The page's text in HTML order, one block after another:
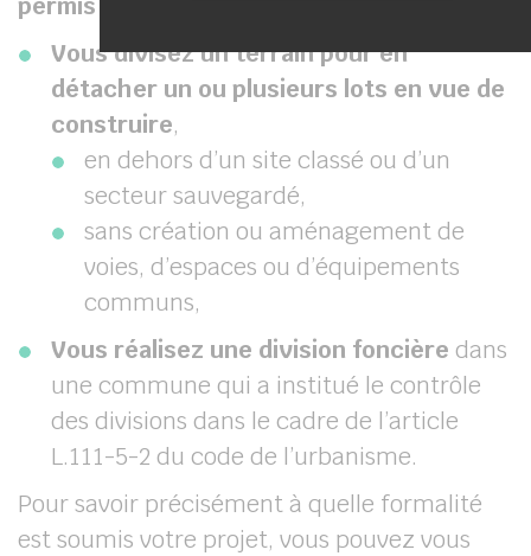
Vous divisez un terrain pour en
détacher un ou plusieurs lots en vue de
construire,
en dehors d’un site classé ou d’un
secteur sauvegardé,
sans création ou aménagement de
voies, d’espaces ou d’équipements
communs,
Vous réalisez une division foncière dans
une commune qui a institué le contrôle
des divisions dans le cadre de l’article
L.111-5-2 du code de l’urbanisme.
Pour savoir précisément à quelle formalité
est soumis votre projet, vous pouvez vous